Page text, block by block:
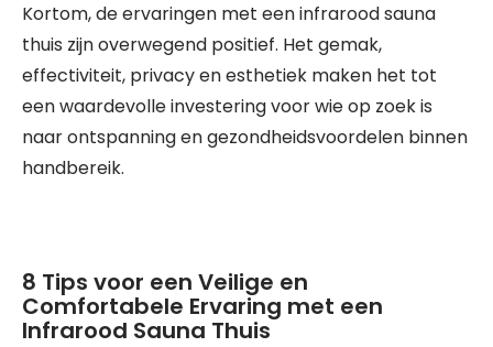
Kortom, de ervaringen met een infrarood sauna
thuis zijn overwegend positief. Het gemak,
effectiviteit, privacy en esthetiek maken het tot
een waardevolle investering voor wie op zoek is
naar ontspanning en gezondheidsvoordelen binnen
handbereik.
8 Tips voor een Veilige en
Comfortabele Ervaring met een
Infrarood Sauna Thuis